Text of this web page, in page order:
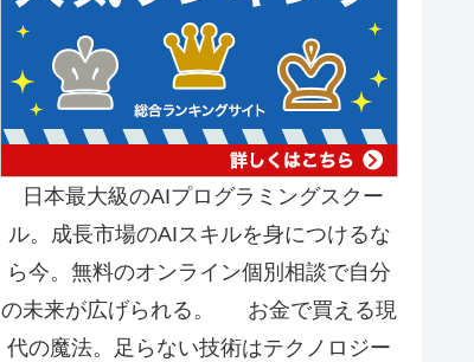
日本最大級のAIプログラミングスクー
ル。成長市場のAIスキルを身につけるな
ら今。無料のオンライン個別相談で自分
の未来が広げられる。
お金で買える現
代の魔法。足らない技術はテクノロジー